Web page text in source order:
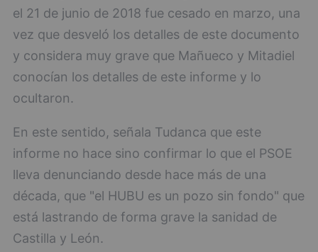
el 21 de junio de 2018 fue cesado en marzo, una
vez que desveló los detalles de este documento
y considera muy grave que Mañueco y Mitadiel
conocían los detalles de este informe y lo
ocultaron.
En este sentido, señala Tudanca que este
informe no hace sino confirmar lo que el PSOE
lleva denunciando desde hace más de una
década, que "el HUBU es un pozo sin fondo" que
está lastrando de forma grave la sanidad de
Castilla y León.